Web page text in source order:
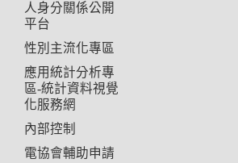
人身分關係公開
平台
性別主流化專區
應用統計分析專
區-統計資料視覺
化服務網
內部控制
電協會輔助申請